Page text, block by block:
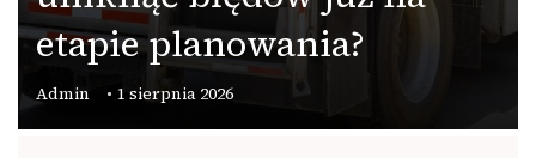
etapie planowania?
Admin 1 sierpnia 2026